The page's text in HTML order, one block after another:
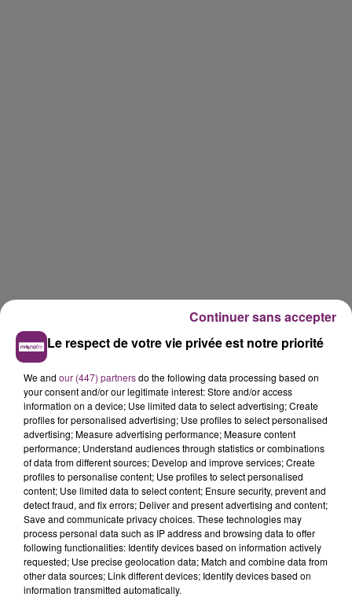
Le respect de votre vie privée est notre priorité
We and our (447) partnersdo the following data processing based on
your consent and/or our legitimate interest: Store and/or access
information on a device; Use limited data to select advertising; Create
profiles for personalised advertising; Use profiles to select personalised
advertising; Measure advertising performance; Measure content
performance; Understand audiences through statistics or combinations
of data from different sources; Develop and improve services; Create
profiles to personalise content; Use profiles to select personalised
content; Use limited data to select content; Ensure security, prevent and
detect fraud, and fix errors; Deliver and present advertising and content;
Save and communicate privacy choices. These technologies may
process personal data such as IP address and browsing data to offer
following functionalities: Identify devices based on information actively
requested; Use precise geolocation data; Match and combine data from
other data sources; Link different devices; Identify devices based on
information transmitted automatically.
Continuer sans accepter